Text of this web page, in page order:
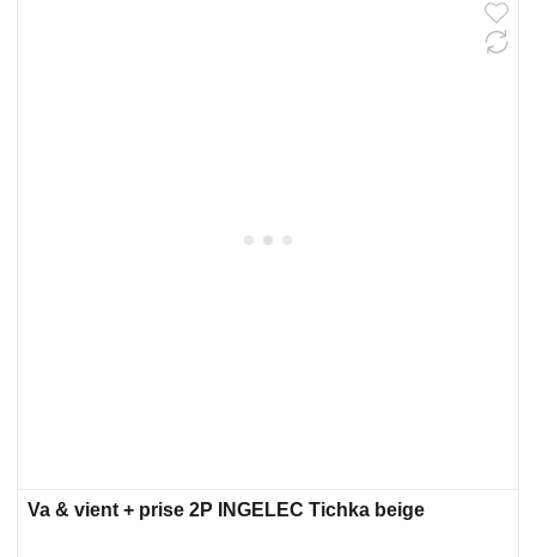
Va & vient + prise 2P INGELEC Tichka beige